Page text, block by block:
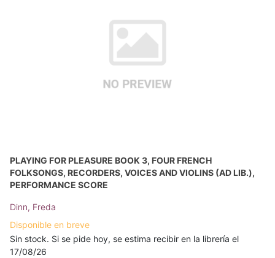
PLAYING FOR PLEASURE BOOK 3, FOUR FRENCH
FOLKSONGS, RECORDERS, VOICES AND VIOLINS (AD LIB.),
PERFORMANCE SCORE
Dinn, Freda
Disponible en breve
Sin stock. Si se pide hoy, se estima recibir en la librería el
17/08/26